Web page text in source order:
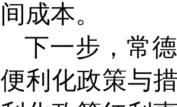
间成本。
下一步，常
便利化政策与